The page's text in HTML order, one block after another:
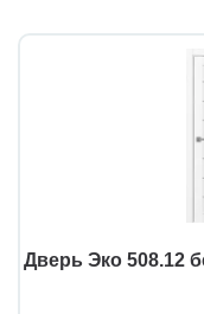
Дверь Эко 508.12